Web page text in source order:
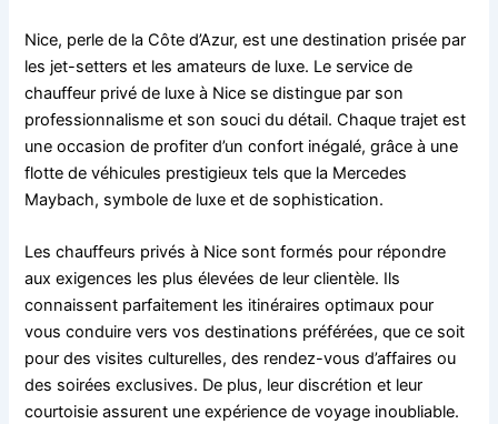
Nice, perle de la Côte d’Azur, est une destination prisée par
les jet-setters et les amateurs de luxe. Le service de
chauffeur privé de luxe à Nice se distingue par son
professionnalisme et son souci du détail. Chaque trajet est
une occasion de profiter d’un confort inégalé, grâce à une
flotte de véhicules prestigieux tels que la Mercedes
Maybach, symbole de luxe et de sophistication.
Les chauffeurs privés à Nice sont formés pour répondre
aux exigences les plus élevées de leur clientèle. Ils
connaissent parfaitement les itinéraires optimaux pour
vous conduire vers vos destinations préférées, que ce soit
pour des visites culturelles, des rendez-vous d’affaires ou
des soirées exclusives. De plus, leur discrétion et leur
courtoisie assurent une expérience de voyage inoubliable.